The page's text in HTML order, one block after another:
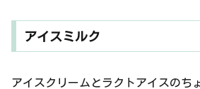
アイスミルク
アイスクリームとラクトアイスのち